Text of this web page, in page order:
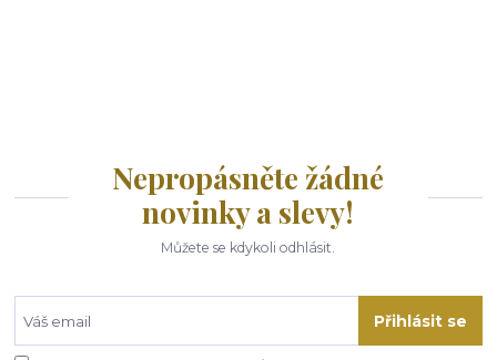
Nepropásněte žádné
novinky a slevy!
Můžete se kdykoli odhlásit.
Přihlásit se